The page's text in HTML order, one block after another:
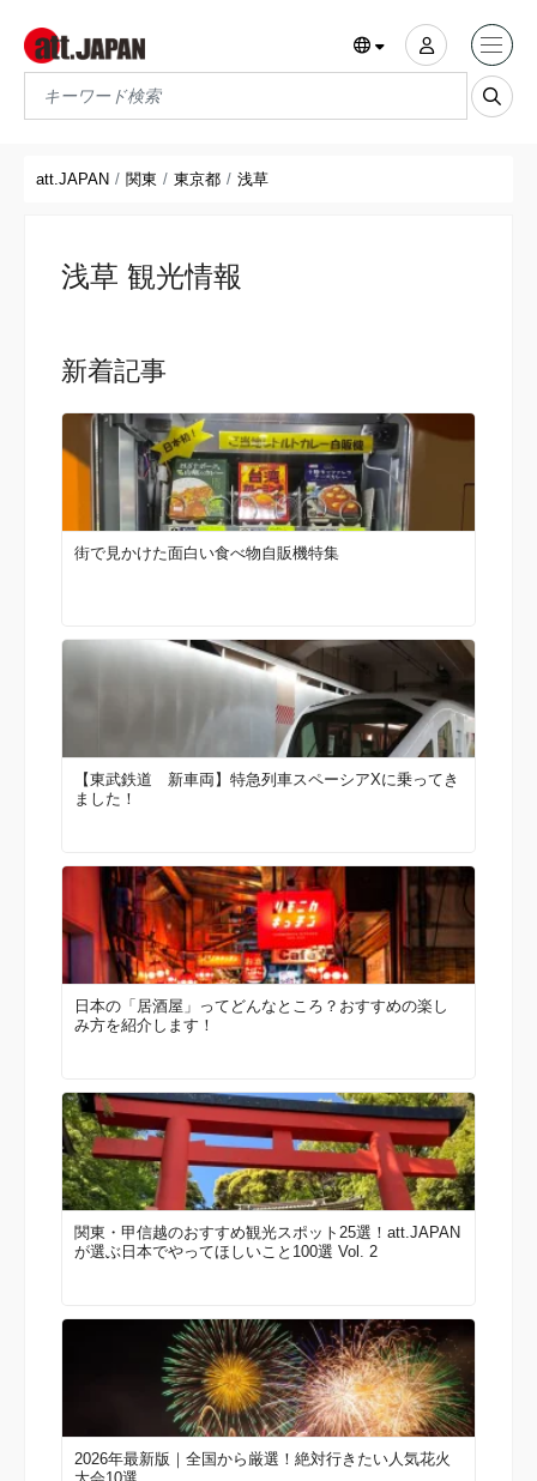
Translations title cont
att.JAPAN 関東 東京都 浅草
浅草 観光情報
新着記事
街で見かけた面白い食べ物自販機特集
【東武鉄道 新車両】特急列車スペーシアXに乗ってき
ました！
日本の「居酒屋」ってどんなところ？おすすめの楽し
み方を紹介します！
関東・甲信越のおすすめ観光スポット25選！att.JAPAN
が選ぶ日本でやってほしいこと100選 Vol. 2
2026年最新版｜全国から厳選！絶対行きたい人気花火